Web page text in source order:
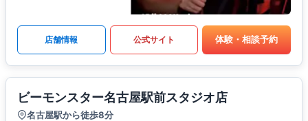
店舗情報 公式サイト 体験・相談予約
ビーモンスター名古屋駅前スタジオ店
名古屋駅から徒歩8分